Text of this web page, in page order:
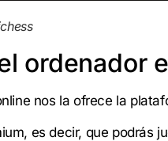
ordenador
nos la ofrece la
es decir, que podrás